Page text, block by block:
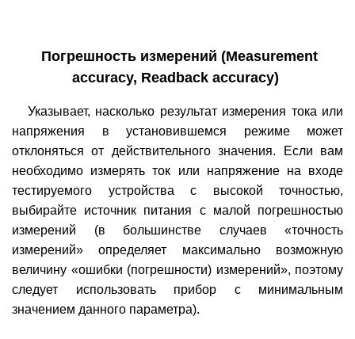
Погрешность измерений (Measurement
accuracy, Readback accuracy)
Указывает, насколько результат измерения тока или
напряжения в установившемся режиме может
отклоняться от действительного значения. Если вам
необходимо измерять ток или напряжение на входе
тестируемого устройства с высокой точностью,
выбирайте источник питания с малой погрешностью
измерений (в большинстве случаев «точность
измерений» определяет максимально возможную
величину «ошибки (погрешности) измерений», поэтому
следует использовать прибор с минимальным
значением данного параметра).